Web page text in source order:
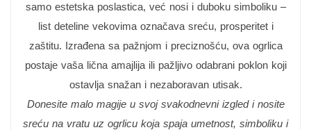
samo estetska poslastica, već nosi i duboku simboliku –
list deteline vekovima označava sreću, prosperitet i
zaštitu. Izrađena sa pažnjom i preciznošću, ova ogrlica
postaje vaša lična amajlija ili pažljivo odabrani poklon koji
ostavlja snažan i nezaboravan utisak.
Donesite malo magije u svoj svakodnevni izgled i nosite
sreću na vratu uz ogrlicu koja spaja umetnost, simboliku i